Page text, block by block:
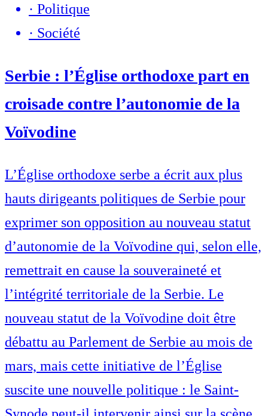
· Politique
· Société
Serbie : l’Église orthodoxe part en
croisade contre l’autonomie de la
Voïvodine
L’Église orthodoxe serbe a écrit aux plus
hauts dirigeants politiques de Serbie pour
exprimer son opposition au nouveau statut
d’autonomie de la Voïvodine qui, selon elle,
remettrait en cause la souveraineté et
l’intégrité territoriale de la Serbie. Le
nouveau statut de la Voïvodine doit être
débattu au Parlement de Serbie au mois de
mars, mais cette initiative de l’Église
suscite une nouvelle politique : le Saint-